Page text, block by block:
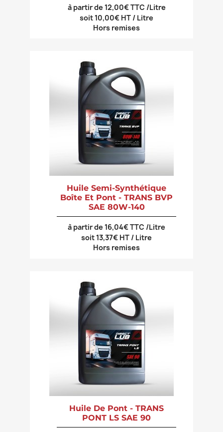
à partir de 12,00€ TTC /Litre
soit 10,00€ HT / Litre
Hors remises
Huile Semi-Synthétique
Boîte Et Pont - TRANS BVP
SAE 80W-140
à partir de 16,04€ TTC /Litre
soit 13,37€ HT / Litre
Hors remises
Huile De Pont - TRANS
PONT LS SAE 90